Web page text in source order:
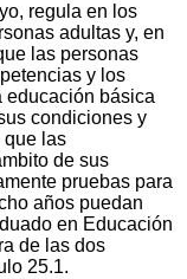
regula en los
adultas y, en
las personas
y los
educación básica
condiciones y
que las
de sus
pruebas para
años puedan
en Educación
de las dos
25.1.